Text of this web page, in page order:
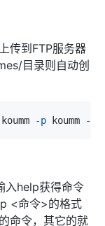
传到FTP服务器
目录则自动创
koumm -p koumm -P
入help获得命令
<命令>的格式
命令，其它的就